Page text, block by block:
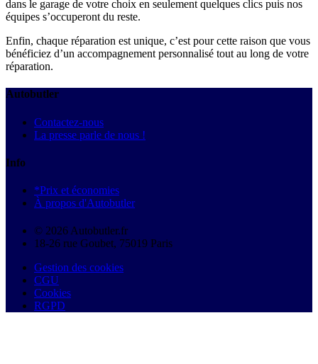
dans le garage de votre choix en seulement quelques clics puis nos
équipes s’occuperont du reste.
Enfin, chaque réparation est unique, c’est pour cette raison que vous
bénéficiez d’un accompagnement personnalisé tout au long de votre
réparation.
Autobutler
Contactez-nous
La presse parle de nous !
Info
*Prix et économies
À propos d'Autobutler
© 2026 Autobutler.fr
18-26 rue Goubet, 75019 Paris
Gestion des cookies
CGU
Cookies
RGPD